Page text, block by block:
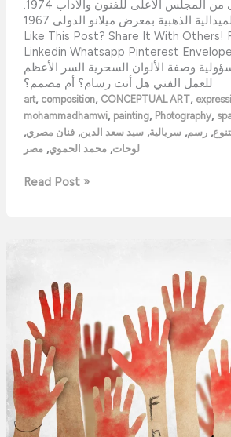
مثل: الجائزة الأولى من المجلس الأعلى للفنون والآداب 1974.
والجائزة الأولى والميدالية الذهبية بمعرض ميلانو الدولى 1967.
Like This Post? Share It With
Linkedin Whatsapp Pinterest Envelope أخلاقيات المصمم:
وصفة الألوان السحرية السر الأعظم
للعمل الفني هل أنت رسام؟ أم مصمم؟
art, composition, CONCEPTUAL ART,
mohammadhamwi, painting, Photography,
,رسم,سريالية,سيد سعد الدين,فنان مصري,
لوحات,محمد الحموي,مصر
Read Post »